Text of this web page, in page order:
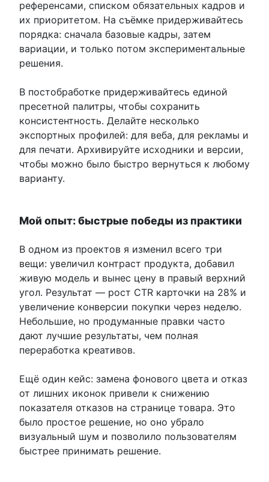
референсами, списком обязательных кадров и
их приоритетом. На съёмке придерживайтесь
порядка: сначала базовые кадры, затем
вариации, и только потом экспериментальные
решения.
В постобработке придерживайтесь единой
пресетной палитры, чтобы сохранить
консистентность. Делайте несколько
экспортных профилей: для веба, для рекламы и
для печати. Архивируйте исходники и версии,
чтобы можно было быстро вернуться к любому
варианту.
Мой опыт: быстрые победы из практики
В одном из проектов я изменил всего три
вещи: увеличил контраст продукта, добавил
живую модель и вынес цену в правый верхний
угол. Результат — рост CTR карточки на 28% и
увеличение конверсии покупки через неделю.
Небольшие, но продуманные правки часто
дают лучшие результаты, чем полная
переработка креативов.
Ещё один кейс: замена фонового цвета и отказ
от лишних иконок привели к снижению
показателя отказов на странице товара. Это
было простое решение, но оно убрало
визуальный шум и позволило пользователям
быстрее принимать решение.